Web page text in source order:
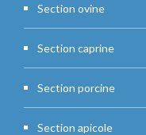
Section ovine
Section caprine
Section porcine
Section apicole